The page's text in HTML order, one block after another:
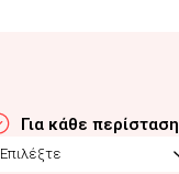
Για κάθε περίσταση
Επιλέξτε